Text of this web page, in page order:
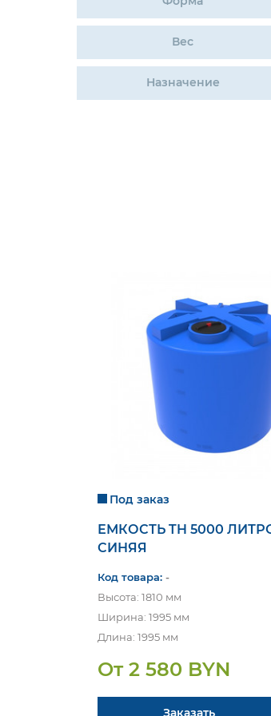
Вес
Назначение
Под заказ
ЕМКОСТЬ TH 5000
СИНЯЯ
Код товара: -
Высота: 1810 мм
Ширина: 1995 мм
Длина: 1995 мм
От 2 580 BYN
Заказать